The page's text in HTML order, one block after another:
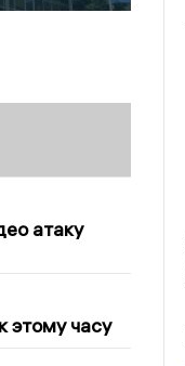
атаку
этому часу